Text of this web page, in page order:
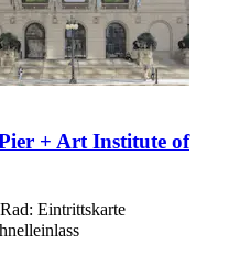
+ Art Institute of
Eintrittskarte